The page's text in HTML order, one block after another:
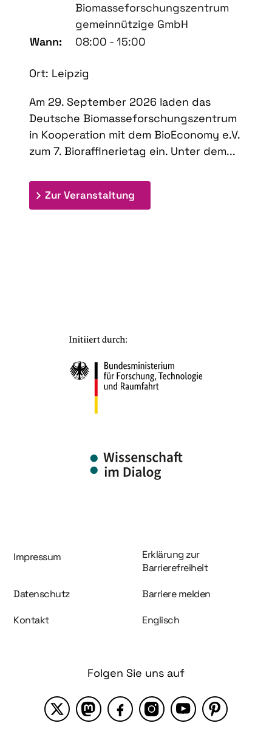
Biomasseforschungszentrum
gemeinnützige GmbH
Wann:
08:00 - 15:00
Ort: Leipzig
Am 29. September 2026 laden das
Deutsche Biomasseforschungszentrum
in Kooperation mit dem BioEconomy e.V.
zum 7. Bioraffinerietag ein. Unter dem...
Zur Veranstaltung
Information und Service
Impressum
Erklärung zur
Barrierefreiheit
Datenschutz Barriere melden
Kontakt Englisch
Folgen Sie uns auf